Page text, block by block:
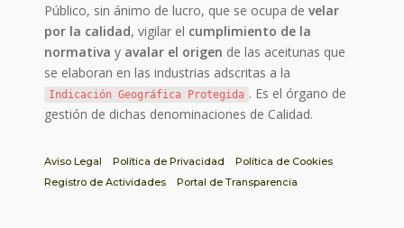
Público, sin ánimo de lucro, que se ocupa develar
por la calidad, vigilar el cumplimiento de la
normativa y avalar el origen de las aceitunas que
se elaboran en las industrias adscritas a la
Indicación Geográfica Protegida . Es el órgano de
gestión de dichas denominaciones de Calidad.
Aviso Legal Política de Privacidad
Política de Cookies
Registro de Actividades
Portal de Transparencia